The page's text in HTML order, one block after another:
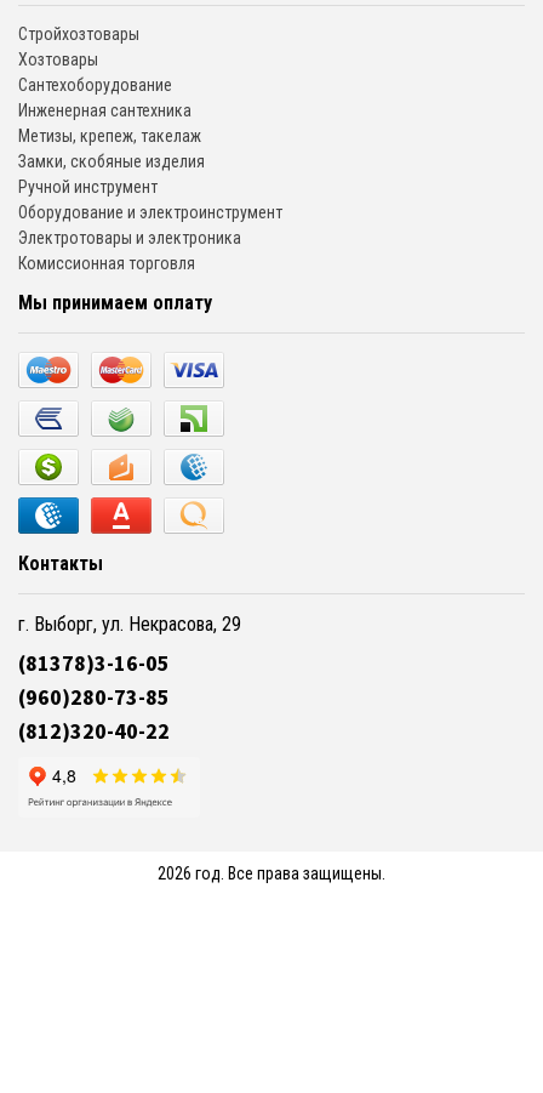
Стройхозтовары
Хозтовары
Сантехоборудование
Инженерная сантехника
Метизы, крепеж, такелаж
Замки, скобяные изделия
Ручной инструмент
Оборудование и электроинструмент
Электротовары и электроника
Комиссионная торговля
Мы принимаем оплату
Контакты
г. Выборг, ул. Некрасова, 29
(81378)3-16-05
(960)280-73-85
(812)320-40-22
2026 год. Все права защищены.